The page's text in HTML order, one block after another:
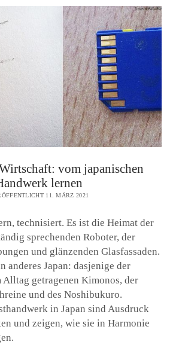
vom japanischen
lernen
11. MÄRZ 2021
technisiert. Es ist die Heimat der
sprechenden Roboter, der
und glänzenden Glasfassaden.
anderes Japan: dasjenige der
getragenen Kimonos, der
und des Noshibukuro.
in Japan sind Ausdruck
und zeigen, wie sie in Harmonie